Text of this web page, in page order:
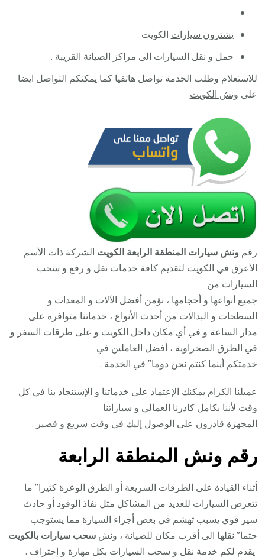
يشترون سيارات الكويت
حمل و نقل السيارات الى مراكز الصيانة القريبة .
للاستعلام وطلب الخدمة تواصل هاتفيا كما يمكنكم التواصل ايضا
على ونش الكويت
رقم ونش سيارات المنطقة الرابعة الكويت الشركة ذات الأسم
الأعرق في الكويت لتقديم كافة خدمات نقل و رفع و سحب
السيارات من
جميع أنواعها و أحجامها ، نؤمن أفضل الآلات و المعدات و
السطحات و البدالات من أحدث الأنواع ، خدماتنا متوافرة على
مدار الساعة و في أي مكان داخل الكويت و على طرقات السفر و
في الطرق الصحراوية ، أفضل العاملين في
خدمتكم أينما كنتم نحن دوما” في الخدمة .
عميلنا الكرام يمكنك الإعتماد على خدماتنا و الإستنجاد بنا في كل
وقت لأننا بكامل كادرنا العمالي و سياراتنا
المجهزة قادرون على الوصول إليك في وقت سريع و قصير .
رقمونش المنطقة الرابعة
أثناء القيادة على الطرقات السريعة أو الطرق الوعرة كثيرا” ما
تتعرض السيارات للعديد من المشاكل مثل نفاذ الوقود أو حادث
سير قوي يسبب تهشم في بعض أجزاء السيارة مما يستوجب
حتما” نقلها الى أقرب مكان للصيانة ، ونشسحب سيارات بالكويت
يقدم لكم خدمة نقل و سحب السيارات بكل مهارة و إحتراف .